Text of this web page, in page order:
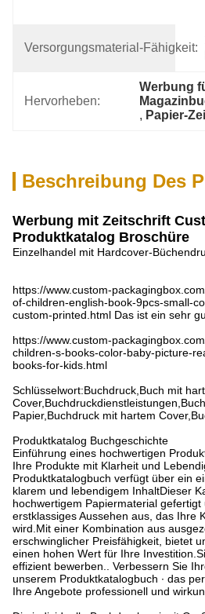
Versorgungsmaterial-Fähigkeit:
Hervorheben:
Werbung
, Papier-
Beschreibung Des
Werbung mit Zeitschrift
Produktkatalog Broschüre
Einzelhandel mit Hardcover-
https://www.custom-
of-children-english-book-9pcs-small-
custom-printed.html Das ist ein sehr
https://www.custom-
children-s-books-color-baby-picture-
books-for-kids.html
Schlüsselwort:Buchdruck,Buch mit
Papier,Buchdruck mit hartem
Produktkatalog Buchgeschichte
Einführung eines hochwertigen
Ihre Produkte mit Klarheit und
Produktkatalogbuch verfügt über ein
klarem und lebendigem InhaltDieser
hochwertigem Papiermaterial gefertigt
erstklassiges Aussehen aus, das Ihre
wird.Mit einer Kombination aus
erschwinglicher Preisfähigkeit, bietet
einen hohen Wert für Ihre
effizient bewerben.. Verbessern Sie
unserem Produktkatalogbuch ∙ das
Ihre Angebote professionell und